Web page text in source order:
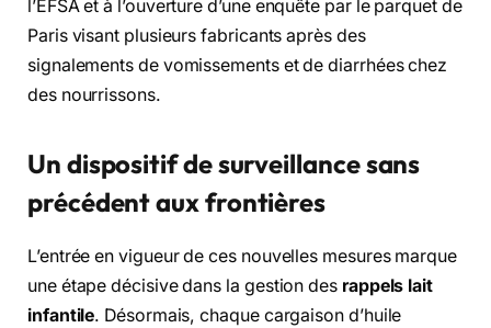
l’EFSA et à l’ouverture d’une enquête par le parquet de
Paris visant plusieurs fabricants après des
signalements de vomissements et de diarrhées chez
des nourrissons.
Un dispositif de surveillance sans
précédent aux frontières
L’entrée en vigueur de ces nouvelles mesures marque
une étape décisive dans la gestion des rappels lait
infantile. Désormais, chaque cargaison d’huile